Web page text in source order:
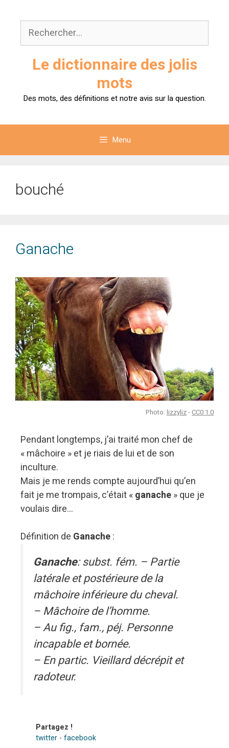
contenu
Rechercher :
Le dictionnaire des jolis
mots
Des mots, des définitions et notre avis sur la question.
Menu
bouché
Ganache
Photo: lizzyliz- CC0 1.0
Pendant longtemps, j’ai traité mon chef de
« mâchoire » et je riais de lui et de son
inculture.
Mais je me rends compte aujourd’hui qu’en
fait je me trompais, c’était «ganache» que je
voulais dire…
Définition de Ganache:
Ganache: subst. fém. – Partie
latérale et postérieure de la
mâchoire inférieure du cheval.
– Mâchoire de l’homme.
– Au fig., fam., péj. Personne
incapable et bornée.
– En partic. Vieillard décrépit et
radoteur.
Partagez !
twitter - facebook